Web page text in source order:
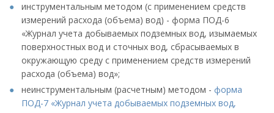
инструментальным методом (с применением средств
измерений расхода (объема) вод) - форма ПОД-6
«Журнал учета добываемых подземных вод, изымаемых
поверхностных вод и сточных вод, сбрасываемых в
окружающую среду с применением средств измерений
расхода (объема) вод»;
неинструментальным (расчетным) методом - форма
ПОД-7 «Журнал учета добываемых подземных вод,